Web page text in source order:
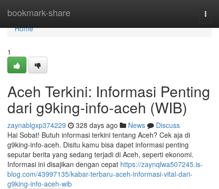
bookmark-share
Home
Home
1
Aceh Terkini: Informasi Penting
dari g9king-info-aceh (WIB)
zaynablgxp374229 328 days ago News
Discuss
Hai Sobat! Butuh informasi terkini tentang Aceh? Cek aja di
g9king-info-aceh. Disitu kamu bisa dapet informasi penting
seputar berita yang sedang terjadi di Aceh, seperti ekonomi.
Informasi ini disajikan dengan cepat https://zaynqlwa507245.is-
blog.com/43997135/kabar-terbaru-aceh-informasi-vital-dari-
g9king-info-aceh-wib